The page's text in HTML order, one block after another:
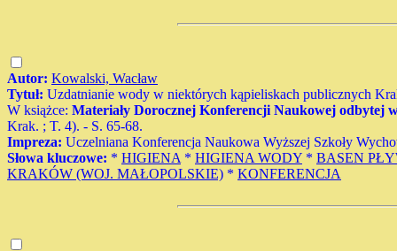
Autor: Kowalski, Wacław
Tytuł: Uzdatnianie wody w niektórych kąpieliskach publicznych
W książce: Materiały Dorocznej Konferencji Naukowej odbytej
Krak. ; T. 4). - S. 65-68.
Impreza: Uczelniana Konferencja Naukowa Wyższej Szkoły
Słowa kluczowe: * HIGIENA * HIGIENA WODY * BASEN
KRAKÓW (WOJ. MAŁOPOLSKIE) * KONFERENCJA